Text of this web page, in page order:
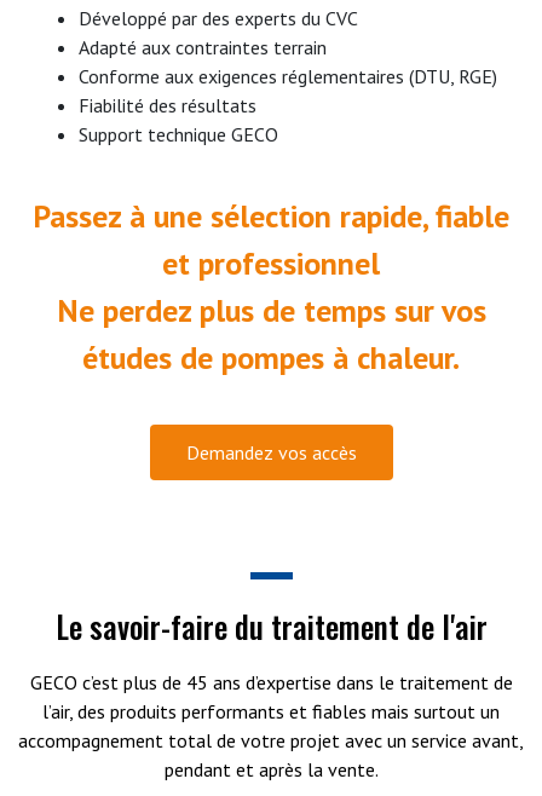
Développé par des experts du CVC
Adapté aux contraintes terrain
Conforme aux exigences réglementaires (DTU, RGE)
Fiabilité des résultats
Support technique GECO
Passez à une sélection rapide, fiable
et professionnel
Ne perdez plus de temps sur vos
études de pompes à chaleur.
Demandez vos accès
Le savoir-faire du traitement de l'air
GECO c’est plus de 45 ans d’expertise dans le traitement de
l’air, des produits performants et fiables mais surtout un
accompagnement total de votre projet avec un service avant,
pendant et après la vente.